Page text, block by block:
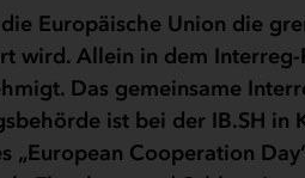
Europäische Union die
wird. Allein in dem
Das gemeinsame
ist bei der IB.SH
„European Cooperation